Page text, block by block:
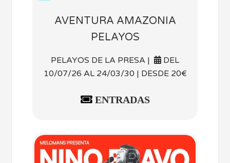
AVENTURA AMAZONIA
PELAYOS
PELAYOS DE LA PRESA |
DEL
10/07/26 AL 24/03/30 | DESDE 20€
ENTRADAS